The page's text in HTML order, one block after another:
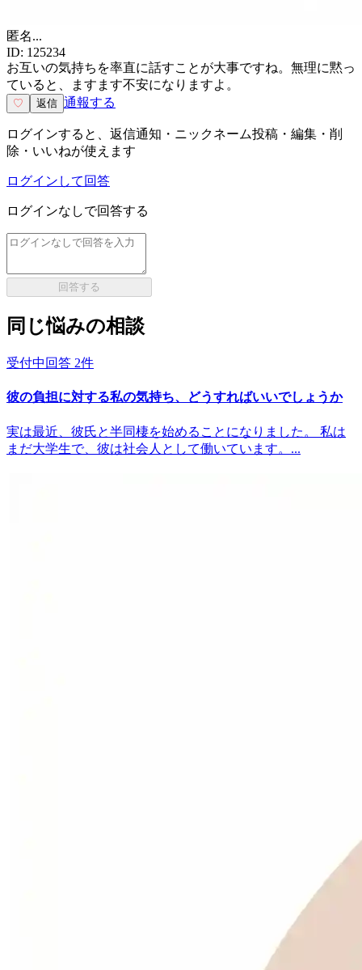
匿名...
ID: 125234
お互いの気持ちを率直に話すことが大事ですね。無理に黙っ
ていると、ますます不安になりますよ。
♡ 返信 通報する
ログインすると、返信通知・ニックネーム投稿・編集・削
除・いいねが使えます
ログインして回答
ログインなしで回答する
回答する
同じ悩みの相談
受付中 回答 2件
彼の負担に対する私の気持ち、どうすればいいでしょうか
実は最近、彼氏と半同棲を始めることになりました。 私は
まだ大学生で、彼は社会人として働いています。...